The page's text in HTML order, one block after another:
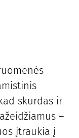
skurdas ir
–
įtraukia į